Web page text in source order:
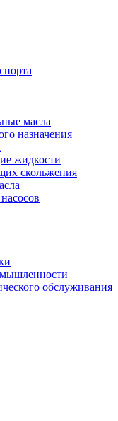
масла
назначения
жидкости
скольжения
обслуживания